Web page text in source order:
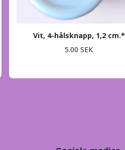
Vit, 4-hålsknapp, 1,2 cm.*
5.00 SEK